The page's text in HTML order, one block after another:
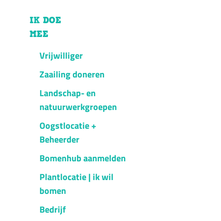
IK DOE
MEE
Vrijwilliger
Zaailing doneren
Landschap- en
natuurwerkgroepen
Oogstlocatie +
Beheerder
Bomenhub aanmelden
Plantlocatie | ik wil
bomen
Bedrijf